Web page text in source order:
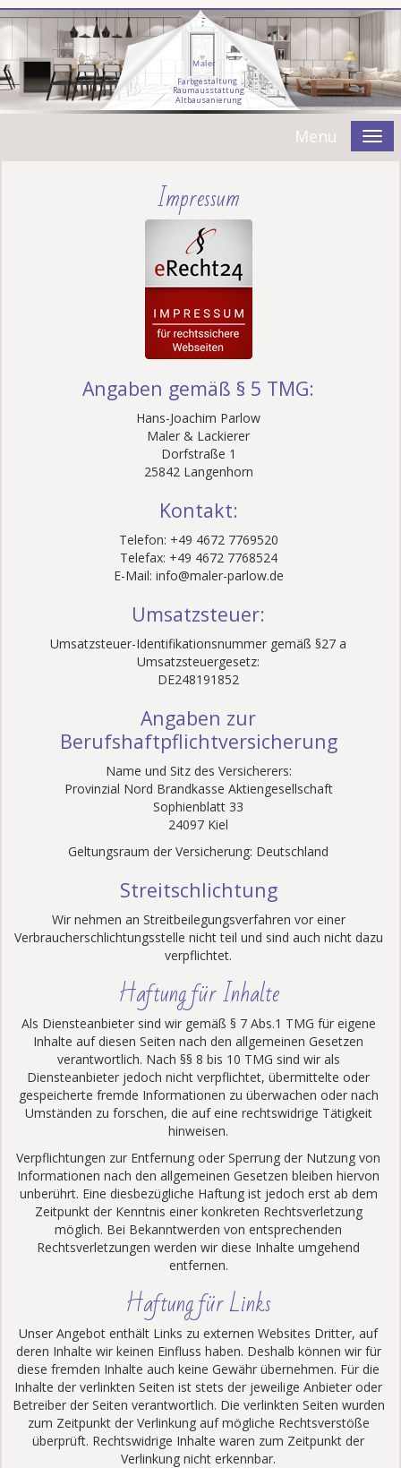
Maler
Raumausstattung
Farbgestaltung
Altbausanierung
Menu
Impressum
Angaben gemäß § 5 TMG:
Hans-Joachim Parlow
Maler & Lackierer
Dorfstraße 1
25842 Langenhorn
Kontakt:
Telefon: +49 4672 7769520
Telefax: +49 4672 7768524
E-Mail: info@maler-parlow.de
Umsatzsteuer:
Umsatzsteuer-Identifikationsnummer gemäß §27 a
Umsatzsteuergesetz:
DE248191852
Angaben zur
Berufshaftpflichtversicherung
Name und Sitz des Versicherers:
Provinzial Nord Brandkasse Aktiengesellschaft
Sophienblatt 33
24097 Kiel
Geltungsraum der Versicherung: Deutschland
Streitschlichtung
Wir nehmen an Streitbeilegungsverfahren vor einer
Verbraucherschlichtungsstelle nicht teil und sind auch nicht dazu
verpflichtet.
Haftung für Inhalte
Als Diensteanbieter sind wir gemäß § 7 Abs.1 TMG für eigene
Inhalte auf diesen Seiten nach den allgemeinen Gesetzen
verantwortlich. Nach §§ 8 bis 10 TMG sind wir als
Diensteanbieter jedoch nicht verpflichtet, übermittelte oder
gespeicherte fremde Informationen zu überwachen oder nach
Umständen zu forschen, die auf eine rechtswidrige Tätigkeit
hinweisen.
Verpflichtungen zur Entfernung oder Sperrung der Nutzung von
Informationen nach den allgemeinen Gesetzen bleiben hiervon
unberührt. Eine diesbezügliche Haftung ist jedoch erst ab dem
Zeitpunkt der Kenntnis einer konkreten Rechtsverletzung
möglich. Bei Bekanntwerden von entsprechenden
Rechtsverletzungen werden wir diese Inhalte umgehend
entfernen.
Haftung für Links
Unser Angebot enthält Links zu externen Websites Dritter, auf
deren Inhalte wir keinen Einfluss haben. Deshalb können wir für
diese fremden Inhalte auch keine Gewähr übernehmen. Für die
Inhalte der verlinkten Seiten ist stets der jeweilige Anbieter oder
Betreiber der Seiten verantwortlich. Die verlinkten Seiten wurden
zum Zeitpunkt der Verlinkung auf mögliche Rechtsverstöße
überprüft. Rechtswidrige Inhalte waren zum Zeitpunkt der
Verlinkung nicht erkennbar.